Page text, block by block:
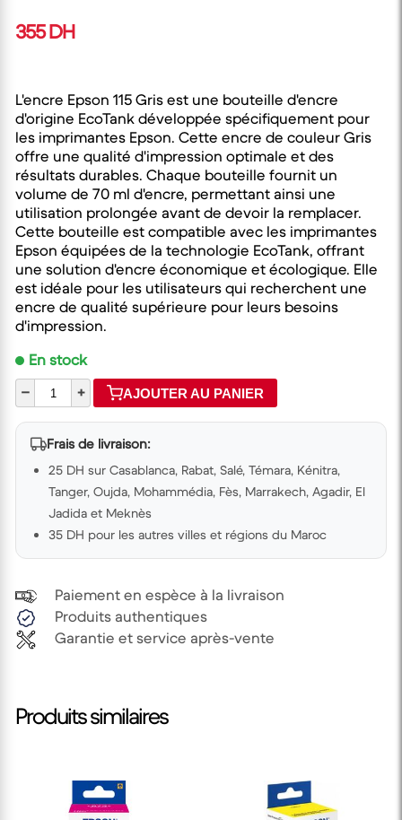
355 DH
L'encre Epson 115 Gris est une bouteille d'encre
d'origine EcoTank développée spécifiquement pour
les imprimantes Epson. Cette encre de couleur Gris
offre une qualité d'impression optimale et des
résultats durables. Chaque bouteille fournit un
volume de 70 ml d'encre, permettant ainsi une
utilisation prolongée avant de devoir la remplacer.
Cette bouteille est compatible avec les imprimantes
Epson équipées de la technologie EcoTank, offrant
une solution d'encre économique et écologique. Elle
est idéale pour les utilisateurs qui recherchent une
encre de qualité supérieure pour leurs besoins
d'impression.
En stock
–
+ AJOUTER AU PANIER
Frais de livraison:
25 DH sur Casablanca, Rabat, Salé, Témara, Kénitra,
Tanger, Oujda, Mohammédia, Fès, Marrakech, Agadir, El
Jadida et Meknès
35 DH pour les autres villes et régions du Maroc
Paiement en espèce à la livraison
Produits authentiques
Garantie et service après-vente
Produits similaires